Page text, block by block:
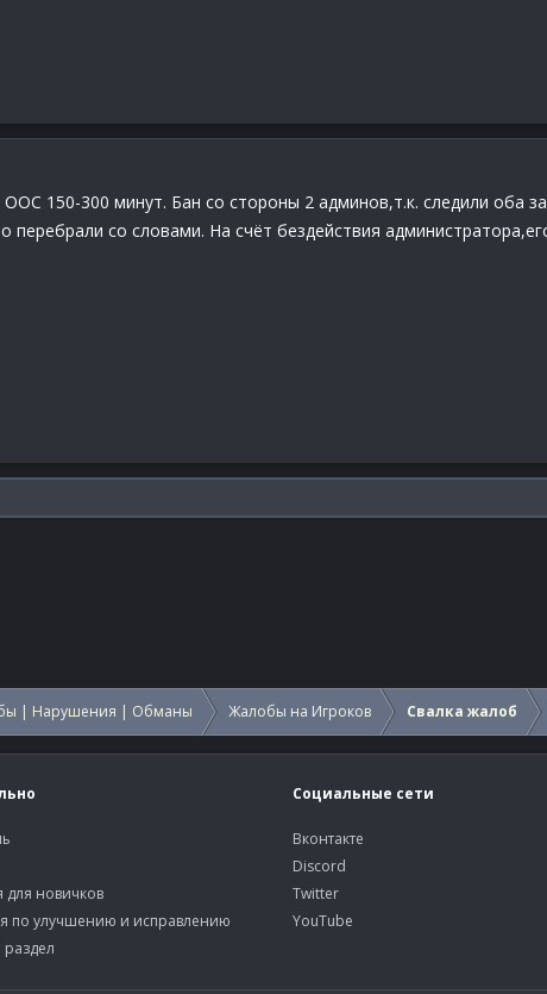
150-300 минут. Бан со стороны 2 админов,т.к. следили оба
перебрали со словами. На счёт бездействия
| Нарушения | Обманы Жалобы на Игроков Свалка жалоб
новичков
по улучшению и исправлению
Социальные сети
Вконтакте
Discord
Twitter
YouTube